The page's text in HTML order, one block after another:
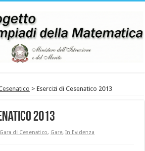
> Esercizi di Cesenatico 2013
2013
Gara di Cesenatico, Gare,In Evidenza